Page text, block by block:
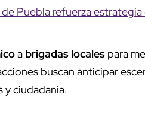
Puebla refuerza
a brigadas locales para
buscan anticipar
ciudadanía.